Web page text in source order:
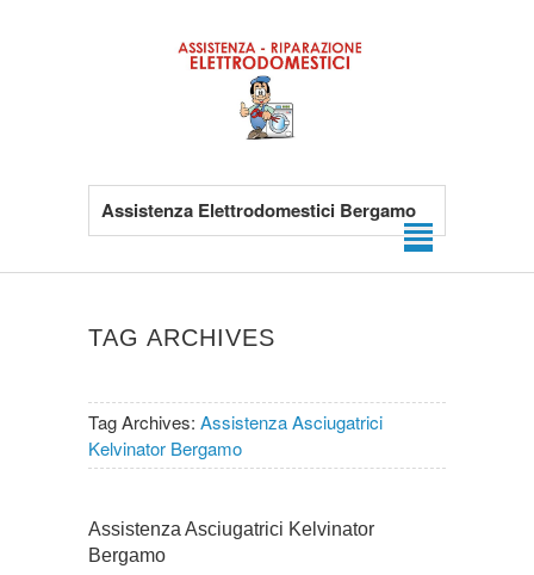
Assistenza Elettrodomestici Bergamo
TAG ARCHIVES
Tag Archives: Assistenza Asciugatrici
Kelvinator Bergamo
Assistenza Asciugatrici Kelvinator
Bergamo